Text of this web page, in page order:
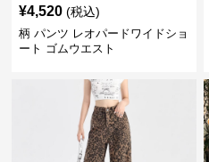
¥4,520 (税込)
柄 パンツ レオパードワイドショ
ート ゴムウエスト